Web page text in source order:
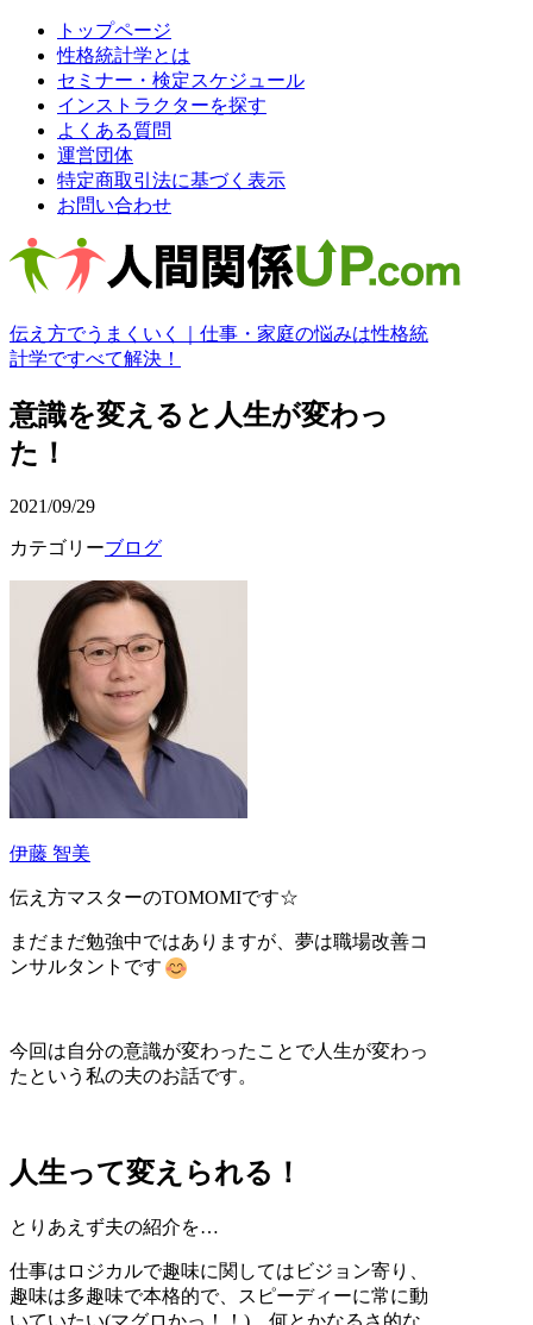
トップページ
性格統計学とは
セミナー・検定スケジュール
インストラクターを探す
よくある質問
運営団体
特定商取引法に基づく表示
お問い合わせ
伝え方でうまくいく｜仕事・家庭の悩みは性格統
計学ですべて解決！
意識を変えると人生が変わっ
た！
2021/09/29
カテゴリーブログ
伊藤 智美
伝え方マスターのTOMOMIです☆
まだまだ勉強中ではありますが、夢は職場改善コ
ンサルタントです
今回は自分の意識が変わったことで人生が変わっ
たという私の夫のお話です。
人生って変えられる！
とりあえず夫の紹介を…
仕事はロジカルで趣味に関してはビジョン寄り、
趣味は多趣味で本格的で、スピーディーに常に動
いていたい(マグロかっ！！)、何とかなるさ的な